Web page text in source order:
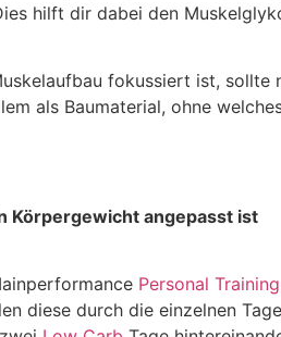
hilft dir dabei den
fokussiert ist, sollte
als Baumaterial, ohne
Körpergewicht angepasst ist
Personal Training
diese durch die einzelnen